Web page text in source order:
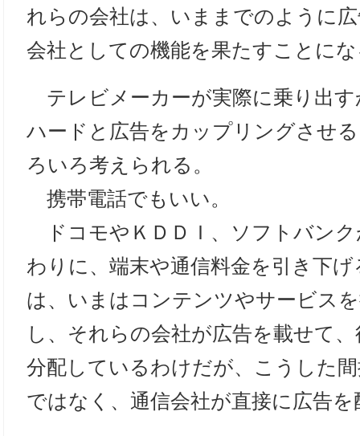
れらの会社は、いままでのように
会社としての機能を果たすことに
テレビメーカーが実際に乗り出
ハードと広告をカップリングさせ
ろいろ考えられる。
携帯電話でもいい。
ドコモやＫＤＤＩ、ソフトバン
わりに、端末や通信料金を引き下
は、いまはコンテンツやサービス
し、それらの会社が広告を載せて
分配しているわけだが、こうした
ではなく、通信会社が直接に広告